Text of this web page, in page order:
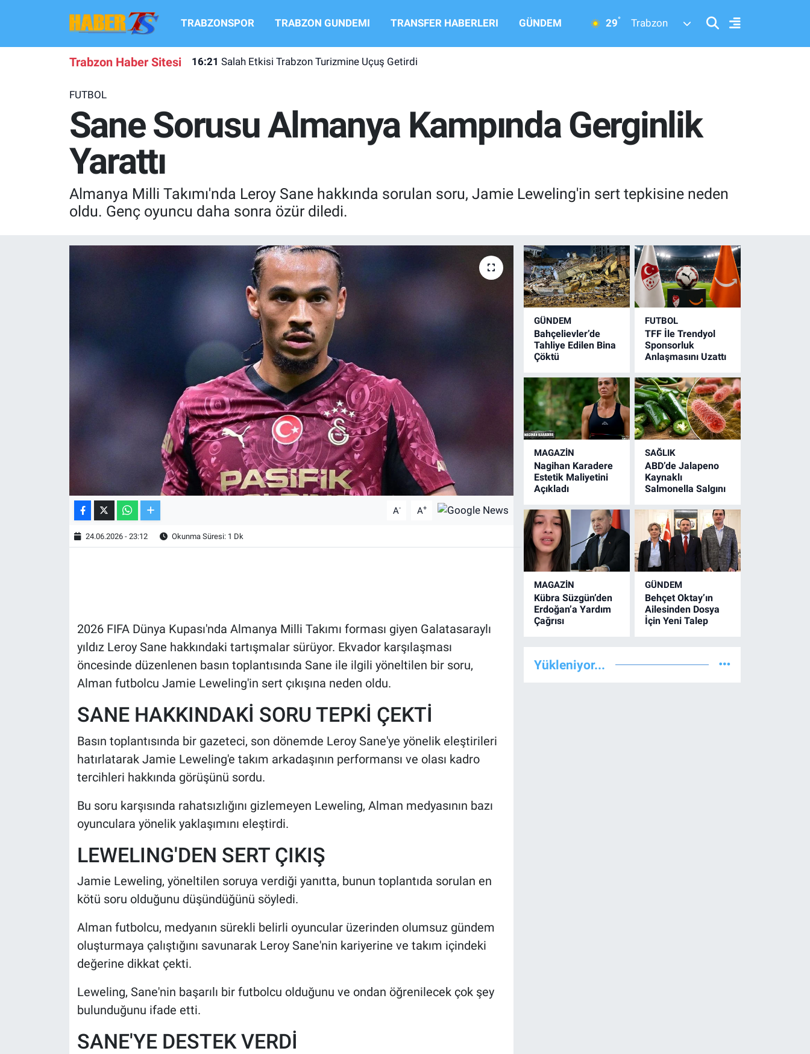
TRABZONSPOR TRABZON GUNDEMI TRANSFER HABERLERI GÜNDEM 29° Trabzon
Trabzon Haber Sitesi 16:21 Salah Etkisi Trabzon Turizmine Uçuş Getirdi
FUTBOL
Sane Sorusu Almanya Kampında Gerginlik
Yarattı
Almanya Milli Takımı'nda Leroy Sane hakkında sorulan soru, Jamie Leweling'in sert tepkisine neden
oldu. Genç oyuncu daha sonra özür diledi.
A- A+
24.06.2026 - 23:12 Okunma Süresi: 1 Dk
2026 FIFA Dünya Kupası'nda Almanya Milli Takımı forması giyen Galatasaraylı
yıldız Leroy Sane hakkındaki tartışmalar sürüyor. Ekvador karşılaşması
öncesinde düzenlenen basın toplantısında Sane ile ilgili yöneltilen bir soru,
Alman futbolcu Jamie Leweling'in sert çıkışına neden oldu.
SANE HAKKINDAKİ SORU TEPKİ ÇEKTİ
Basın toplantısında bir gazeteci, son dönemde Leroy Sane'ye yönelik eleştirileri
hatırlatarak Jamie Leweling'e takım arkadaşının performansı ve olası kadro
tercihleri hakkında görüşünü sordu.
Bu soru karşısında rahatsızlığını gizlemeyen Leweling, Alman medyasının bazı
oyunculara yönelik yaklaşımını eleştirdi.
LEWELING'DEN SERT ÇIKIŞ
Jamie Leweling, yöneltilen soruya verdiği yanıtta, bunun toplantıda sorulan en
kötü soru olduğunu düşündüğünü söyledi.
Alman futbolcu, medyanın sürekli belirli oyuncular üzerinden olumsuz gündem
oluşturmaya çalıştığını savunarak Leroy Sane'nin kariyerine ve takım içindeki
değerine dikkat çekti.
Leweling, Sane'nin başarılı bir futbolcu olduğunu ve ondan öğrenilecek çok şey
bulunduğunu ifade etti.
SANE'YE DESTEK VERDİ
GÜNDEM
Bahçelievler’de
Tahliye Edilen Bina
Çöktü
FUTBOL
TFF İle Trendyol
Sponsorluk
Anlaşmasını Uzattı
MAGAZİN
Nagihan Karadere
Estetik Maliyetini
Açıkladı
SAĞLIK
ABD’de Jalapeno
Kaynaklı
Salmonella Salgını
MAGAZİN
Kübra Süzgün’den
Erdoğan’a Yardım
Çağrısı
GÜNDEM
Behçet Oktay’ın
Ailesinden Dosya
İçin Yeni Talep
Yükleniyor...
TRABZONSPOR
TRANSFER HABERLERI
KULİS MEYDANI
1461 TRABZON
SAĞLIK
MAGAZİN
Bilim, Teknoloji
Hava Durumu
Tüm Manşetler
Son Dakika Haberleri
Haber Arşivi